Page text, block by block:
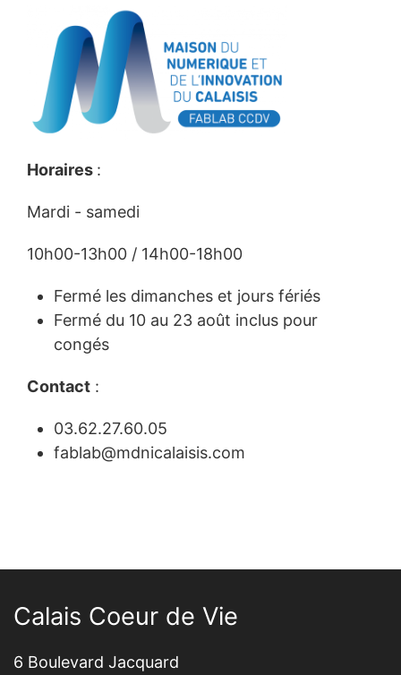
Horaires :
Mardi - samedi
10h00-13h00 / 14h00-18h00
Fermé les dimanches et jours fériés
Fermé du 10 au 23 août inclus pour
congés
Contact :
03.62.27.60.05
fablab@mdnicalaisis.com
Calais Coeur de Vie
6 Boulevard Jacquard